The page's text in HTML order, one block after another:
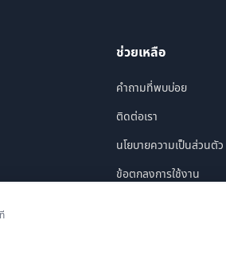
ช่วยเหลือ
คำถามที่พบบ่อย
ติดต่อเรา
นโยบายความเป็นส่วนตัว
ข้อตกลงการใช้งาน